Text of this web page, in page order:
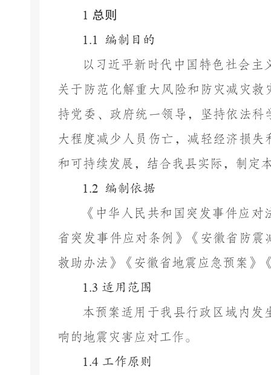
1 总则
1.1 编制目的
以习近平新时代中国特色社会
关于防范化解重大风险和防灾减灾
持党委、政府统一领导，坚持依法
大程度减少人员伤亡，减轻经济损
和可持续发展，结合我县实际，制定
1.2 编制依据
《中华人民共和国突发事件应
省突发事件应对条例》《安徽省防
救助办法》《安徽省地震应急预案》
1.3 适用范围
本预案适用于我县行政区域内
响的地震灾害应对工作。
1.4 工作原则